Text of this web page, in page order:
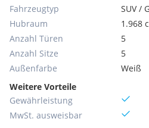
Fahrzeugtyp
SUV /
Hubraum
1.968
Anzahl Türen
5
Anzahl Sitze
5
Außenfarbe
Weiß
Weitere Vorteile
Gewährleistung
MwSt. ausweisbar